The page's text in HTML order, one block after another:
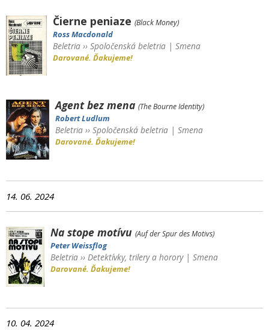
Čierne peniaze (Black Money)
Ross Macdonald
Beletria›› Spoločenská beletria| Smena
Darované. Ďakujeme!
Agent bez mena (The Bourne Identity)
Robert Ludlum
Beletria›› Spoločenská beletria| Smena
Darované. Ďakujeme!
14. 06. 2024
Na stope motívu(Auf der Spur des Motivs)
Peter Weissflog
Beletria ››Detektívky, trilery a horory|Smena
Darované. Ďakujeme!
10. 04. 2024